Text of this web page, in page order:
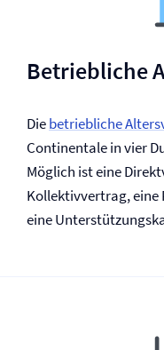
Betriebliche
Diebetriebliche
Continentale in vier
Möglich ist eine
Kollektivvertrag, eine
eine